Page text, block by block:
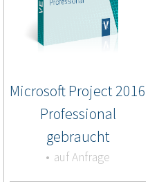
Microsoft Project 2016
Professional
gebraucht
auf Anfrage